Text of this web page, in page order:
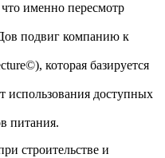
именно пересмотр
подвиг компанию к
которая базируется
использования доступных
питания.
строительстве и